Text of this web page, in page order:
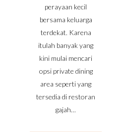
perayaan kecil
bersama keluarga
terdekat. Karena
itulah banyak yang
kini mulai mencari
opsi private dining
area seperti yang
tersedia di restoran
gajah…